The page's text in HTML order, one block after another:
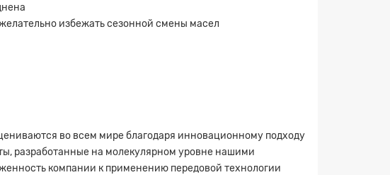
избежать сезонной смены масел
во всем мире благодаря инновационному подходу
разработанные на молекулярном уровне нашими
компании к применению передовой технологии